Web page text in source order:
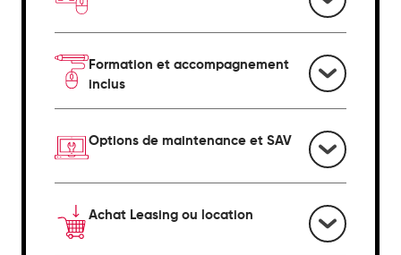
Formation et accompagnement
inclus
Options de maintenance et SAV
Achat Leasing ou location